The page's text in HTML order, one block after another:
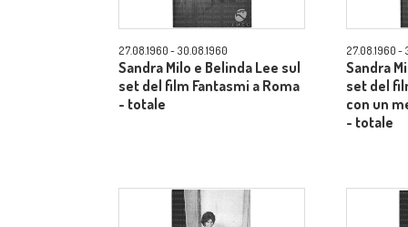
27.08.1960 - 30.08.1960
Sandra Milo e Belinda Lee sul
set del film Fantasmi a Roma
- totale
27.08.1960 -
Sandra
set del
con un
- totale